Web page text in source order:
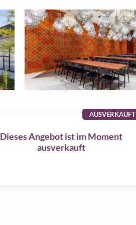
AUSVERKAUFT
Dieses Angebot ist im Moment
ausverkauft